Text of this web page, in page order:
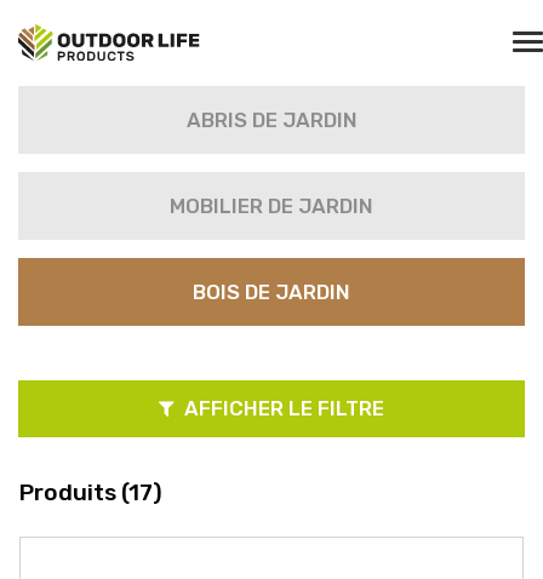
ABRIS DE JARDIN
MOBILIER DE JARDIN
BOIS DE JARDIN
AFFICHER LE FILTRE
Produits (17)